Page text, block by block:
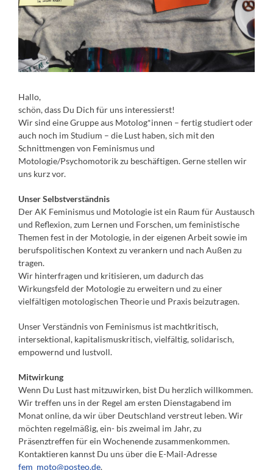
Hallo,
schön, dass Du Dich für uns interessierst!
Wir sind eine Gruppe aus Motolog*innen – fertig studiert oder
auch noch im Studium – die Lust haben, sich mit den
Schnittmengen von Feminismus und
Motologie/Psychomotorik zu beschäftigen. Gerne stellen wir
uns kurz vor.
Unser Selbstverständnis
Der AK Feminismus und Motologie ist ein Raum für Austausch
und Reflexion, zum Lernen und Forschen, um feministische
Themen fest in der Motologie, in der eigenen Arbeit sowie im
berufspolitischen Kontext zu verankern und nach Außen zu
tragen.
Wir hinterfragen und kritisieren, um dadurch das
Wirkungsfeld der Motologie zu erweitern und zu einer
vielfältigen motologischen Theorie und Praxis beizutragen.
Unser Verständnis von Feminismus ist machtkritisch,
intersektional, kapitalismuskritisch, vielfältig, solidarisch,
empowernd und lustvoll.
Mitwirkung
Wenn Du Lust hast mitzuwirken, bist Du herzlich willkommen.
Wir treffen uns in der Regel am ersten Dienstagabend im
Monat online, da wir über Deutschland verstreut leben. Wir
möchten regelmäßig, ein- bis zweimal im Jahr, zu
Präsenztreffen für ein Wochenende zusammenkommen.
Kontaktieren kannst Du uns über die E-Mail-Adresse
fem_moto@posteo.de.